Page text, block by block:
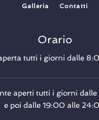
Galleria
Contatti
Orario
tutti i giorni dalle
aperti tutti i giorni
e poi dalle 19:00 alle